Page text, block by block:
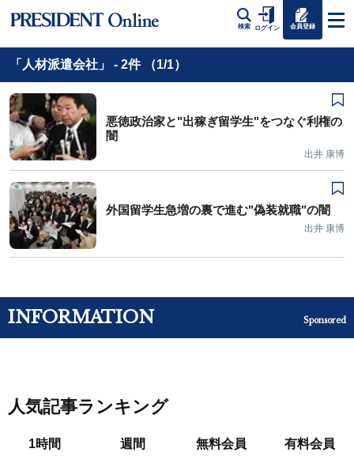
検索 ログイン 会員登録
「人材派遣会社」 - 2件 （1/1）
悪徳政治家と"出稼ぎ留学生"をつなぐ利権の
闇
出井 康博
外国留学生急増の裏で進む"偽装就職"の闇
出井 康博
INFORMATION Sponsored
人気記事ランキング
1時間 週間 無料会員 有料会員